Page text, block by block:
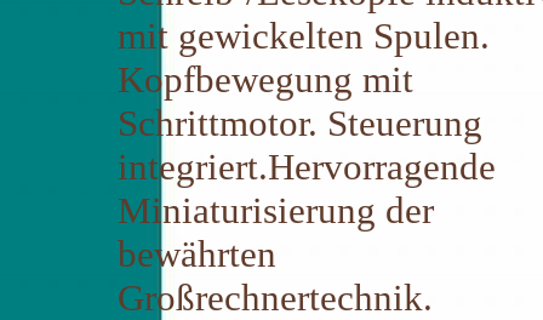
mit gewickelten Spulen.
Kopfbewegung mit
Schrittmotor. Steuerung
integriert.Hervorragende
Miniaturisierung der
bewährten
Großrechnertechnik.